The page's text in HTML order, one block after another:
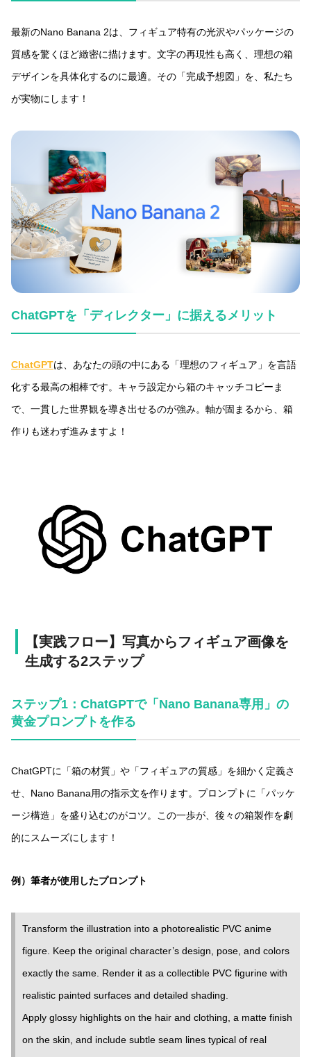
最新のNano Banana 2は、フィギュア特有の光沢やパッケージの
質感を驚くほど緻密に描けます。文字の再現性も高く、理想の箱
デザインを具体化するのに最適。その「完成予想図」を、私たち
が実物にします！
ChatGPTを「ディレクター」に据えるメリット
ChatGPTは、あなたの頭の中にある「理想のフィギュア」を言語
化する最高の相棒です。キャラ設定から箱のキャッチコピーま
で、一貫した世界観を導き出せるのが強み。軸が固まるから、箱
作りも迷わず進みますよ！
【実践フロー】写真からフィギュア画像を
生成する2ステップ
ステップ1：ChatGPTで「Nano Banana専用」の
黄金プロンプトを作る
ChatGPTに「箱の材質」や「フィギュアの質感」を細かく定義さ
せ、Nano Banana用の指示文を作ります。プロンプトに「パッケ
ージ構造」を盛り込むのがコツ。この一歩が、後々の箱製作を劇
的にスムーズにします！
例）筆者が使用したプロンプト
Transform the illustration into a photorealistic PVC anime
figure. Keep the original character’s design, pose, and colors
exactly the same. Render it as a collectible PVC figurine with
realistic painted surfaces and detailed shading.
Apply glossy highlights on the hair and clothing, a matte finish
on the skin, and include subtle seam lines typical of real